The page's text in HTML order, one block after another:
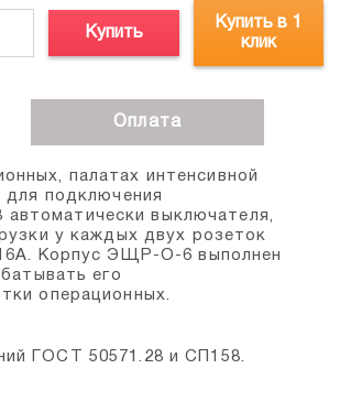
Купить
Купить в 1
клик
Оплата
палатах интенсивной
для подключения
автоматически выключателя,
у каждых двух розеток
Корпус ЭЩР-О-6 выполнен
его
операционных.
ГОСТ 50571.28 и СП158.